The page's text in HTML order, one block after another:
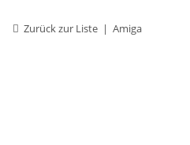
Zurück zur Liste Amiga